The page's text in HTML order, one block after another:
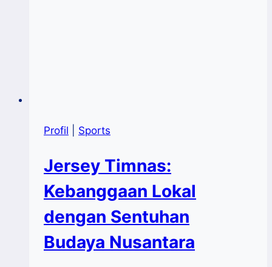
Profil Sports
Jersey Timnas:
Kebanggaan Lokal
dengan Sentuhan
Budaya Nusantara